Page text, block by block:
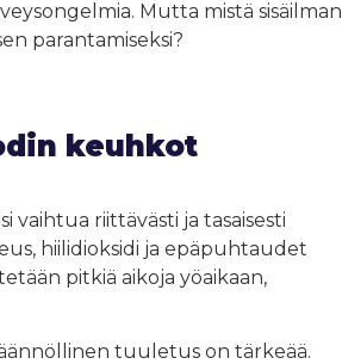
Mutta mistä sisäilman
parantamiseksi?
keuhkot
vaihtua riittävästi ja tasaisesti
hiilidioksidi ja epäpuhtaudet
pitkiä aikoja yöaikaan,
tuuletus on tärkeää.